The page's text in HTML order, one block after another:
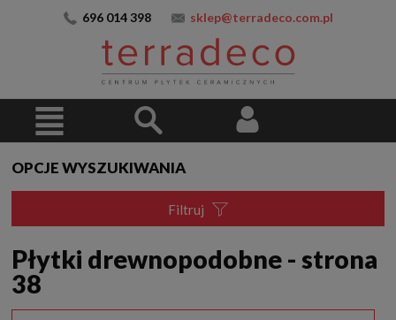
696 014 398 sklep@terradeco.com.pl
OPCJE WYSZUKIWANIA
Filtruj
Płytki drewnopodobne - strona
38